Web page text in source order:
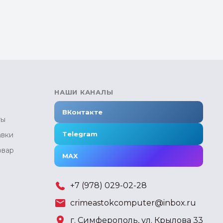
НАШИ КАНАЛЫ
ВКонтакте
Telegram
MAX
+7 (978) 029-02-28
crimeastokcomputer@inbox.ru
г. Симферополь, ул. Крылова 33